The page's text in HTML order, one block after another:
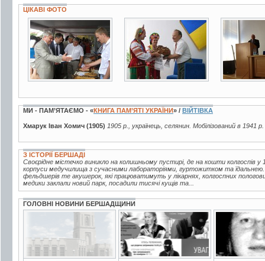
ЦІКАВІ ФОТО
6 фото 4 фото
МИ - ПАМ’ЯТАЄМО - «КНИГА ПАМ’ЯТІ УКРАЇНИ» / ВІЙТІВКА
Хмарук Іван Хомич (1905) 1905 р., українець, селянин. Мобілізований в 1941
З ІСТОРІЇ БЕРШАДІ
Своєрідне містечко виникло на колишньому пустирі, де на кошти колгоспів у
корпуси медучилища з сучасними лабораторіями, гуртожитком та
фельдшерів те акушерок, які працюватимуть у лікарнях, колгоспних
медики заклали новий парк, посадили тисячі кущів та...
ГОЛОВНІ НОВИНИ БЕРШАДЩИНИ